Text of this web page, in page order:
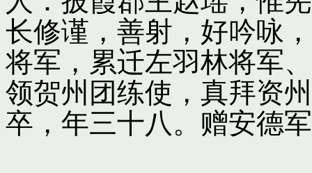
长修谨，善射，好吟咏
将军，累迁左羽林将军
领贺州团练使，真拜资
卒，年三十八。赠安德